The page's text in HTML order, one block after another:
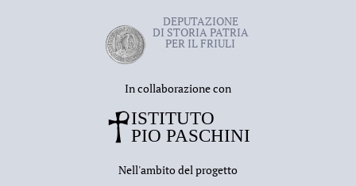
DEPUTAZIONE
DI STORIA PATRIA
PER IL FRIULI
In collaborazione con
Nell'ambito del progetto